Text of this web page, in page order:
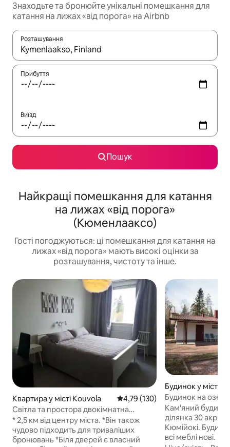
Знаходьте та бронюйте унікальні помешкання для
катання на лижах «від порога» на Airbnb
Розташування
Отримавши результати пошуку, використовуйте для
Прибуття
Виїзд
Пошук
Найкращі помешкання для катання
на лижах «від порога»
(Кюменлааксо)
Гості погоджуються: ці помешкання для катання на
лижах «від порога» мають високі оцінки за
розташування, чистоту та інше.
Квартира у місті Kouvola Середня оцінка: 4,79 з 5,
4,79 (130)
Світла та простора двокімнатна
квартира на 3-му поверсі, засклений
балкон
* 2,5 км від центру міста. *Він також
чудово підходить для триваліших
бронювань *Біля дверей є власний
Будинок у місті
Будинок на озері
Кам'яний
ділянка 30 акрів,
Кюмійокі.
всі меблі нові.